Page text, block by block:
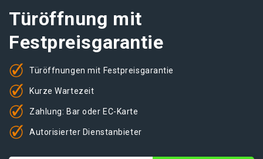
Türöffnung mit
Festpreisgarantie
Türöffnungen mit Festpreisgarantie
Kurze Wartezeit
Zahlung: Bar oder EC-Karte
Autorisierter Dienstanbieter